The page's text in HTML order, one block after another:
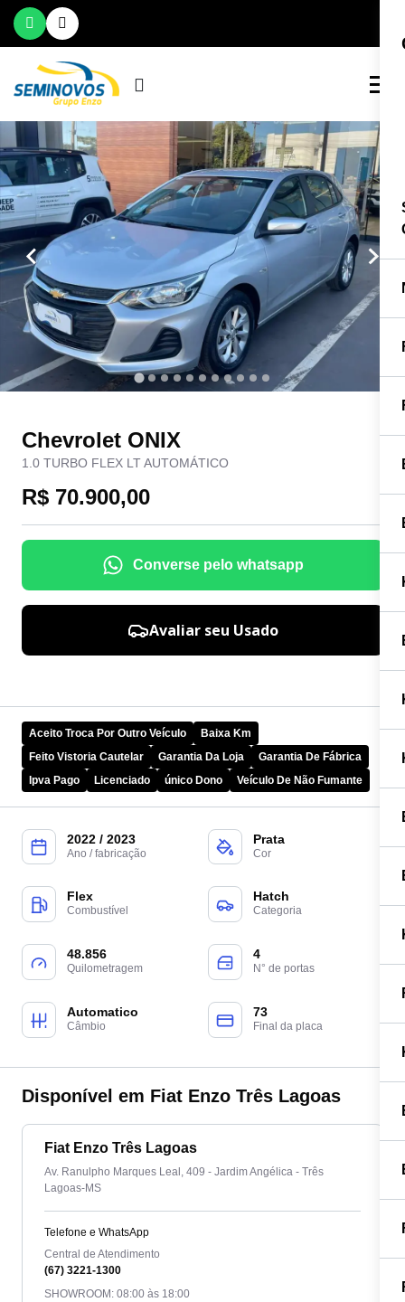
Aceito Troca Por Outro Veículo
Baixa Km
Feito Vistoria Cautelar
Garantia Da Loja
Garantia De Fábrica
Ipva Pago
Licenciado único Dono Veículo De Não Fumante
2022 / 2023
Ano / fabricação
Prata
Cor
Flex
Combustível
Hatch
Categoria
48.856
Quilometragem
4
N° de portas
Automatico
Câmbio
73
Final da placa
Disponível em Fiat Enzo Três Lagoas
Fiat Enzo Três Lagoas
Av. Ranulpho Marques Leal, 409 - Jardim Angélica - Três
Lagoas-MS
Telefone e WhatsApp
Central de Atendimento
(67) 3221-1300
SHOWROOM: 08:00 às 18:00
Chevrolet ONIX
1.0 TURBO FLEX LT AUTOMÁTICO
R$ 70.900,00
Converse pelo whatsapp
Avaliar seu Usado